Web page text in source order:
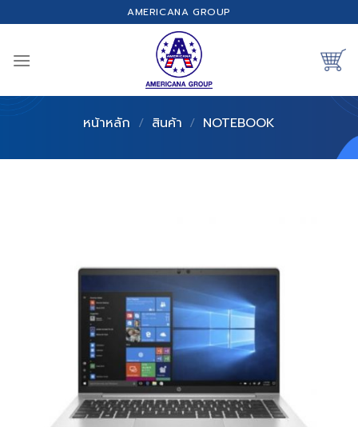
to
AMERICANA GROUP
หน้าหลัก / สินค้า / NOTEBOOK